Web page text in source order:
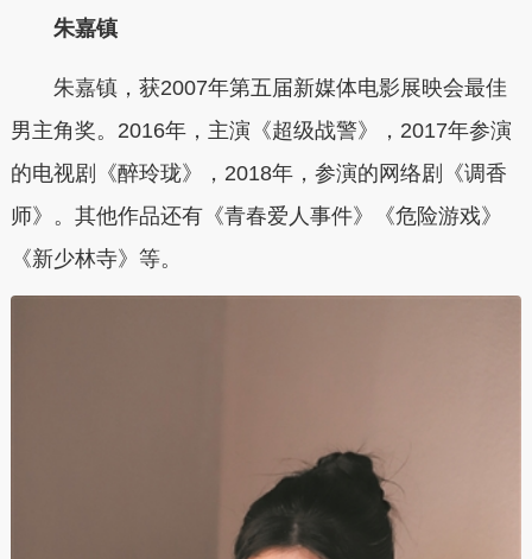
朱嘉镇
朱嘉镇，获2007年第五届新媒体电影展映会最佳
男主角奖。2016年，主演《超级战警》，2017年参演
的电视剧《醉玲珑》，2018年，参演的网络剧《调香
师》。其他作品还有《青春爱人事件》《危险游戏》
《新少林寺》等。